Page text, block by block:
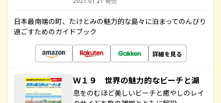
日本最南端の町、たけとみの魅力的な島々に泊まってのんびり
過ごすためのガイドブック
詳細を見る
Ｗ１９ 世界の魅力的なビーチと湖
息をのむほど美しいビーチと癒やしのレイ